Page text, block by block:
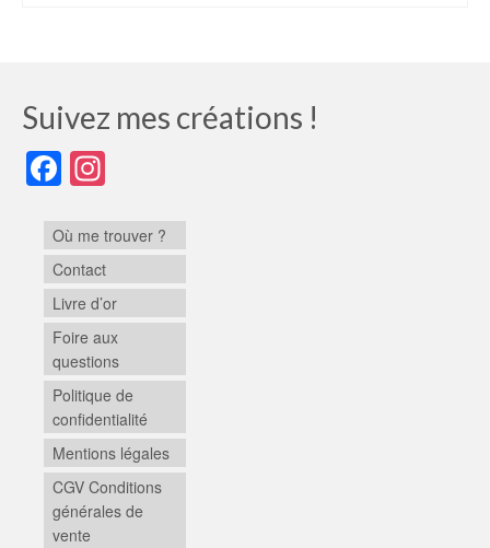
Suivez mes créations !
Facebook
Où me trouver ?
Contact
Livre d’or
Foire aux
questions
Politique de
confidentialité
Mentions légales
CGV Conditions
générales de
vente